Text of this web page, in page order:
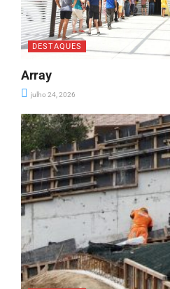
DESTAQUES
Array
julho 24, 2026